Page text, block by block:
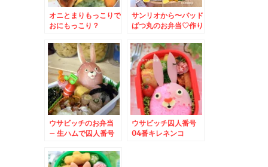
オニとまりもっこりで
おにもっこり？
サンリオから〜バッド
ばつ丸のお弁当♡作り
ウサビッチのお弁当
– 生ハムで囚人番号
ーチン☆
ウサビッチ囚人番号
04番キレネンコ